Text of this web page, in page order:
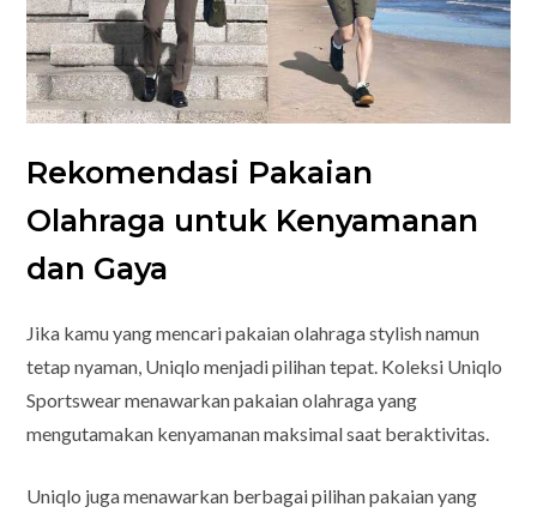
Rekomendasi Pakaian
Olahraga untuk Kenyamanan
dan Gaya
Jika kamu yang mencari pakaian olahraga stylish namun
tetap nyaman, Uniqlo menjadi pilihan tepat. Koleksi Uniqlo
Sportswear menawarkan pakaian olahraga yang
mengutamakan kenyamanan maksimal saat beraktivitas.
Uniqlo juga menawarkan berbagai pilihan pakaian yang